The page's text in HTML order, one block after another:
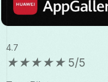
4.7
★★★★★ 5/5